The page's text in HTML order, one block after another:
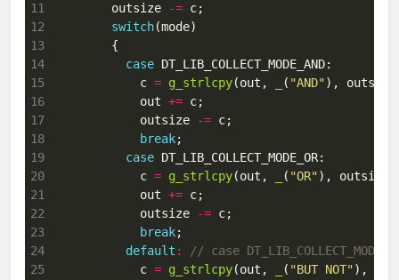
11
        outsize
-=
12
switch
13
14
case
15
            c
= g_strlcpy(out, ( "AND"
16
            out
+=
17
            outsize
-=
18
break
19
case
20
            c
= g_strlcpy(out, ( "OR"
21
            out
+=
22
            outsize
-=
23
break
24
default :
25
            c
= g_strlcpy(out, ( "BUT NOT"